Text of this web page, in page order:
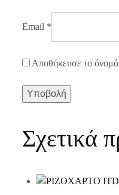
Email *
Αποθήκευσε το όνομά
Σχετικά